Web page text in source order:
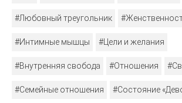
#Любовный треугольник
#Интимные мышцы #Цели и желания
#Внутренняя свобода #Отношения
#Семейные отношения #Состояние